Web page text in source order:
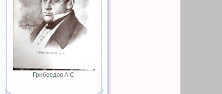
Грибоедов А С